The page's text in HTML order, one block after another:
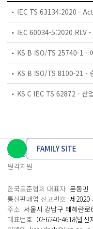
개인정보처리방침 이용약관
원격지원
FAMILY SITE
한국표준협회 대표자 문동민
통신판매업 신고번호 제
주소 서울시 강남구 테헤란
대표번호 02-6240-4618(발신